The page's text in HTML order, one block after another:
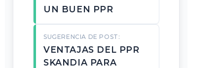
UN BUEN PPR
SUGERENCIA DE POST:
VENTAJAS DEL PPR
SKANDIA PARA